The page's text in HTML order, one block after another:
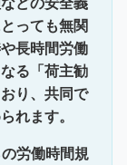
っても無関
長時間労働
る「荷主勧
り、共同で
れます。
労働時間規